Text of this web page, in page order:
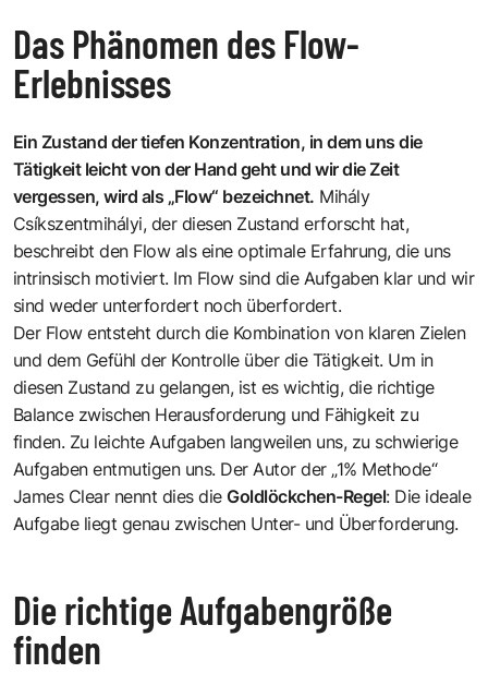
Das Phänomen des Flow-
Erlebnisses
Ein Zustand der tiefen Konzentration, in dem uns die
Tätigkeit leicht von der Hand geht und wir die Zeit
vergessen, wird als „Flow“ bezeichnet. Mihály
Csíkszentmihályi, der diesen Zustand erforscht hat,
beschreibt den Flow als eine optimale Erfahrung, die uns
intrinsisch motiviert. Im Flow sind die Aufgaben klar und wir
sind weder unterfordert noch überfordert.
Der Flow entsteht durch die Kombination von klaren Zielen
und dem Gefühl der Kontrolle über die Tätigkeit. Um in
diesen Zustand zu gelangen, ist es wichtig, die richtige
Balance zwischen Herausforderung und Fähigkeit zu
finden. Zu leichte Aufgaben langweilen uns, zu schwierige
Aufgaben entmutigen uns. Der Autor der „1% Methode“
James Clearnennt dies dieGoldlöckchen-Regel: Die ideale
Aufgabe liegt genau zwischen Unter- und Überforderung.
Die richtige Aufgabengröße
finden